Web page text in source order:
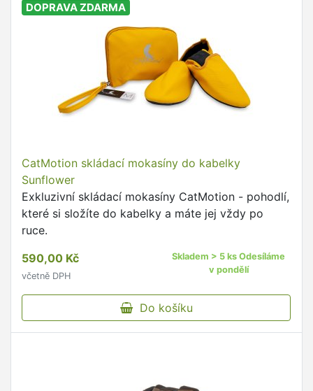
DOPRAVA ZDARMA
CatMotion skládací mokasíny do kabelky
Sunflower
Exkluzivní skládací mokasíny CatMotion - pohodlí,
které si složíte do kabelky a máte jej vždy po
ruce.
590,00 Kč
včetně DPH
Skladem > 5 ks Odesíláme
v pondělí
Do košíku